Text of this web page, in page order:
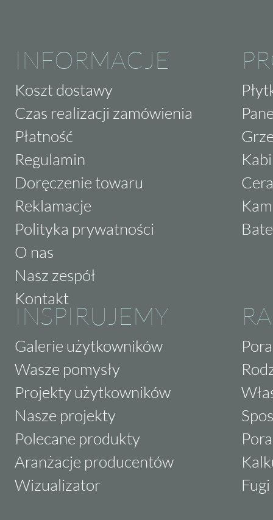
INFORMACJE
Koszt dostawy
Czas realizacji zamówienia
Płatność
Regulamin
Doręczenie towaru
Reklamacje
Polityka prywatności
O nas
Nasz zespół
Kontakt
INSPIRUJEMY
Galerie użytkowników
Wasze pomysły
Projekty użytkowników
Nasze projekty
Polecane produkty
Aranżacje producentów
Wizualizator